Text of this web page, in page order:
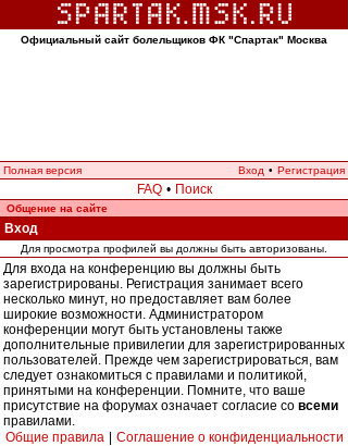
Официальный сайт болельщиков ФК "Спартак" Москва
Полная версия Вход • Регистрация
FAQ • Поиск
Общение на сайте
Вход
Для просмотра профилей вы должны быть авторизованы.
Для входа на конференцию вы должны быть
зарегистрированы. Регистрация занимает всего
несколько минут, но предоставляет вам более
широкие возможности. Администратором
конференции могут быть установлены также
дополнительные привилегии для зарегистрированных
пользователей. Прежде чем зарегистрироваться, вам
следует ознакомиться с правилами и политикой,
принятыми на конференции. Помните, что ваше
присутствие на форумах означает согласие со всеми
правилами.
Общие правила
Соглашение о конфиденциальности